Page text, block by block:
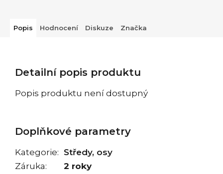
Popis Hodnocení Diskuze Značka
Detailní popis produktu
Popis produktu není dostupný
Doplňkové parametry
Kategorie: Středy, osy
Záruka:
2 roky